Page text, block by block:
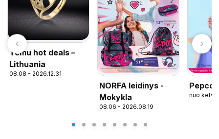
Temu hot deals –
Lithuania
08.08 - 2026.12.31
NORFA leidinys -
Mokykla
08.06 - 2026.08.19
Pepco
nuo